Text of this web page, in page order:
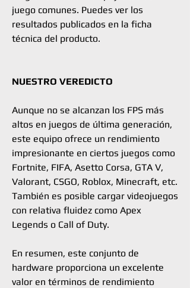
juego comunes. Puedes ver los
resultados publicados en la ficha
técnica del producto.
NUESTRO VEREDICTO
Aunque no se alcanzan los FPS más
altos en juegos de última generación,
este equipo ofrece un rendimiento
impresionante en ciertos juegos como
Fortnite, FIFA, Asetto Corsa, GTA V,
Valorant, CSGO, Roblox, Minecraft, etc.
También es posible cargar videojuegos
con relativa fluidez como Apex
Legends o Call of Duty.
En resumen, este conjunto de
hardware proporciona un excelente
valor en términos de rendimiento